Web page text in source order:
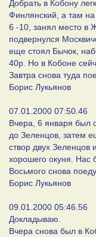
Добрать в Кобону
Финлянский, а там на
6 -10, занял место в
подвернулся
еще стоял Бычок,
40р. Но в Кобоне
Завтра снова туда
Борис Лукьянов
07.01.2000 07:50.46
Вчера, 6 января был
до Зеленцов, затем
створ двух Зеленцов
хорошего окуня. Нас
Восьмого снова
Борис Лукьянов
09.01.2000 05:46.56
Докладываю.
Вчера снова был в